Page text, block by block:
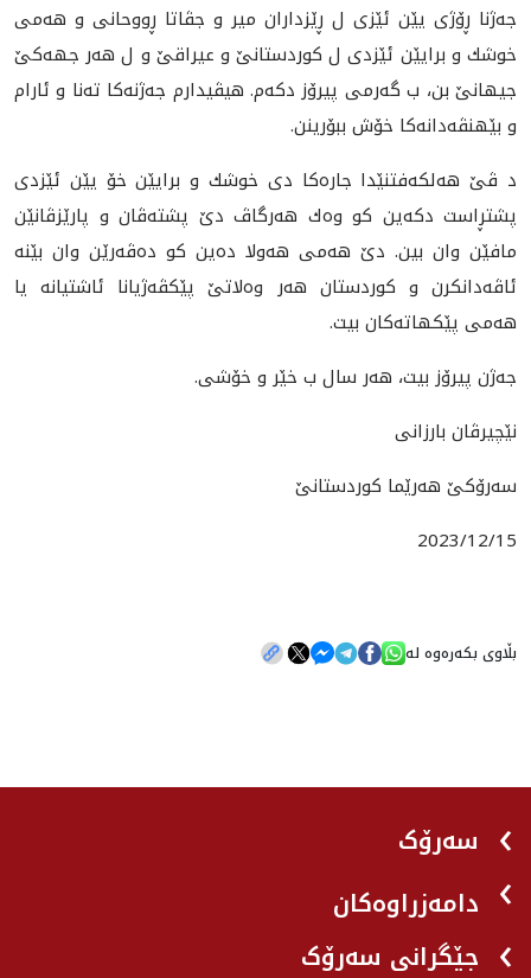
جه‌ژنا ڕۆژى يێن ئێزى ل ڕێزداران میر و جڤاتا ڕووحانی و هه‌مى
خوشك و برايێن ئێزدى ل كوردستانێ و عيراقێ و ل هه‌ر جهه‌كێ
جيهانێ بن، ب گه‌رمى پيرۆز دكه‌م. هيڤيدارم جه‌ژنه‌كا ته‌نا و ئارام
و بێهنڤه‌دانه‌كا خۆش ببۆرينن.
د ڤێ هه‌لكه‌فتنێدا جاره‌كا دى خوشك و برايێن خۆ يێن ئێزدى
پشتڕاست دكه‌ين كو وه‌ك هه‌رگاڤ دێ پشته‌ڤان و پارێزڤانێن
مافێن وان بين. دێ هه‌مى هه‌ولا ده‌ين كو ده‌ڤه‌رێن وان بێنه‌
ئاڤه‌دانكرن و كوردستان هه‌ر وه‌لاتێ پێكڤه‌ژيانا ئاشتيانه‌ يا
هه‌مى پێكهاته‌كان بيت.
جه‌ژن پيرۆز بيت، هه‌ر سال ب خێر و خۆشى.
نێچيرڤان بارزانى
سه‌رۆكێ هه‌رێما كوردستانێ
2023/12/15
بڵاوی بکەرەوە لە
سەرۆک
دامەزراوەکان
جێگرانی سه‌رۆک